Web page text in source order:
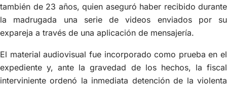
también de 23 años, quien aseguró haber recibido durante
la madrugada una serie de videos enviados por su
expareja a través de una aplicación de mensajería.
El material audiovisual fue incorporado como prueba en el
expediente y, ante la gravedad de los hechos, la fiscal
interviniente ordenó la inmediata detención de la violenta